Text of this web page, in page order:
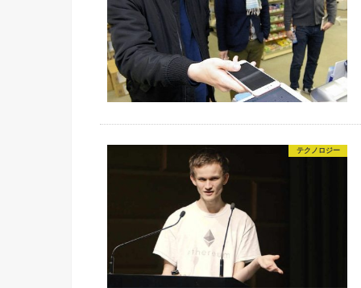
テクノロジー